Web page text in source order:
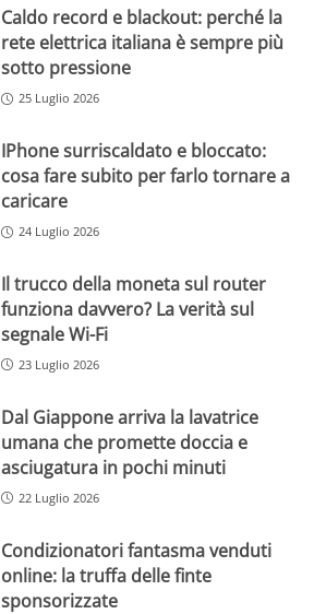
Caldo record e blackout: perché la
rete elettrica italiana è sempre più
sotto pressione
25 Luglio 2026
IPhone surriscaldato e bloccato:
cosa fare subito per farlo tornare a
caricare
24 Luglio 2026
Il trucco della moneta sul router
funziona davvero? La verità sul
segnale Wi-Fi
23 Luglio 2026
Dal Giappone arriva la lavatrice
umana che promette doccia e
asciugatura in pochi minuti
22 Luglio 2026
Condizionatori fantasma venduti
online: la truffa delle finte
sponsorizzate